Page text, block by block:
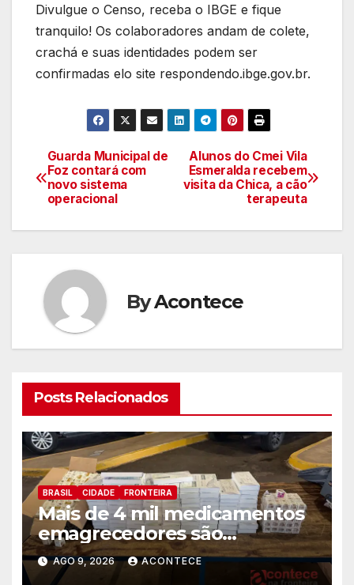
Divulgue o Censo, receba o IBGE e fique
tranquilo! Os colaboradores andam de colete,
crachá e suas identidades podem ser
confirmadas elo site respondendo.ibge.gov.br.
Navegação
de
artigos
Alunos do Cmei Vila
Esmeralda recebem
visita da Chica, a cão
terapeuta
Guarda Municipal de
Foz contará com
novo sistema
operacional
ByAcontece
Posts Relacionados
BRASIL CIDADE FRONTEIRA
Mais de 4 mil medicamentos
emagrecedores são
apreendidos pela Receita
Federal
AGO 9, 2026 ACONTECE